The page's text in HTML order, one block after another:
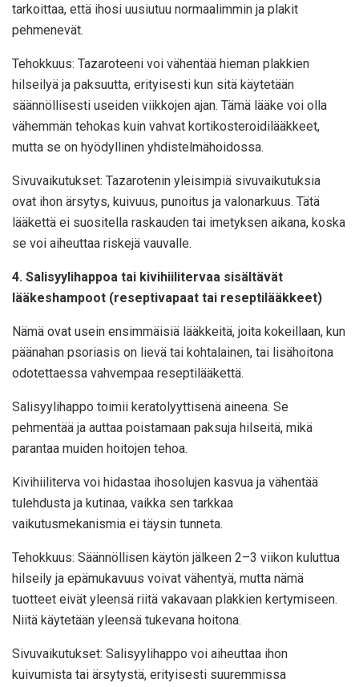
tarkoittaa, että ihosi uusiutuu normaalimmin ja plakit
pehmenevät.
Tehokkuus: Tazaroteeni voi vähentää hieman plakkien
hilseilyä ja paksuutta, erityisesti kun sitä käytetään
säännöllisesti useiden viikkojen ajan. Tämä lääke voi olla
vähemmän tehokas kuin vahvat kortikosteroidilääkkeet,
mutta se on hyödyllinen yhdistelmähoidossa.
Sivuvaikutukset: Tazarotenin yleisimpiä sivuvaikutuksia
ovat ihon ärsytys, kuivuus, punoitus ja valonarkuus. Tätä
lääkettä ei suositella raskauden tai imetyksen aikana, koska
se voi aiheuttaa riskejä vauvalle.
4. Salisyylihappoa tai kivihiilitervaa sisältävät
lääkeshampoot (reseptivapaat tai reseptilääkkeet)
Nämä ovat usein ensimmäisiä lääkkeitä, joita kokeillaan, kun
päänahan psoriasis on lievä tai kohtalainen, tai lisähoitona
odotettaessa vahvempaa reseptilääkettä.
Salisyylihappo toimii keratolyyttisenä aineena. Se
pehmentää ja auttaa poistamaan paksuja hilseitä, mikä
parantaa muiden hoitojen tehoa.
Kivihiiliterva voi hidastaa ihosolujen kasvua ja vähentää
tulehdusta ja kutinaa, vaikka sen tarkkaa
vaikutusmekanismia ei täysin tunneta.
Tehokkuus: Säännöllisen käytön jälkeen 2–3 viikon kuluttua
hilseily ja epämukavuus voivat vähentyä, mutta nämä
tuotteet eivät yleensä riitä vakavaan plakkien kertymiseen.
Niitä käytetään yleensä tukevana hoitona.
Sivuvaikutukset: Salisyylihappo voi aiheuttaa ihon
kuivumista tai ärsytystä, erityisesti suuremmissa